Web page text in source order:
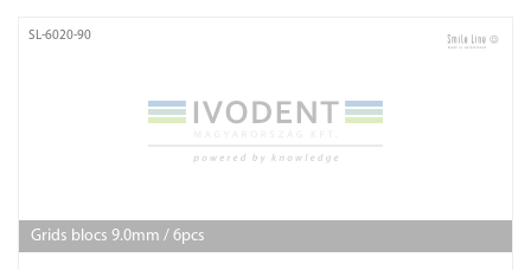
SL-6020-90
Grids blocs 9.0mm / 6pcs